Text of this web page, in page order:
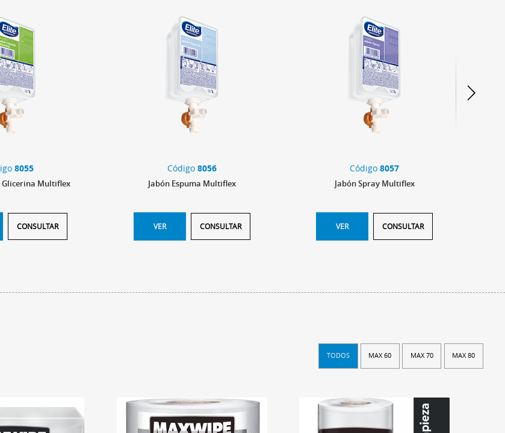
8055
Glicerina Multiflex
CONSULTAR
Código 8056
Jabón Espuma Multiflex
VER CONSULTAR
Código8057
Jabón Spray Multiflex
VER CONSULTAR
TODOS MAX 60 MAX 70 MAX 80